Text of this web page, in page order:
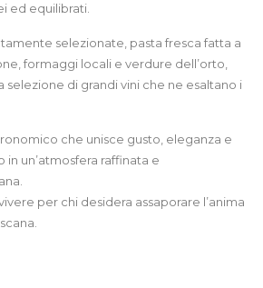
ed equilibrati.
selezionate, pasta fresca fatta a
formaggi locali e verdure dell’orto,
selezione di grandi vini che ne esaltano i
che unisce gusto, eleganza e
un’atmosfera raffinata e
per chi desidera assaporare l’anima